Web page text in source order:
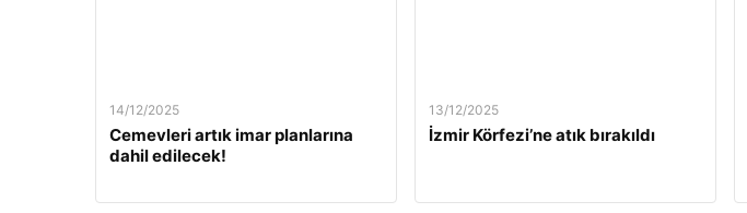
14/12/2025
Cemevleri artık imar planlarına
dahil edilecek!
13/12/2025
İzmir Körfezi’ne atık bırakıldı